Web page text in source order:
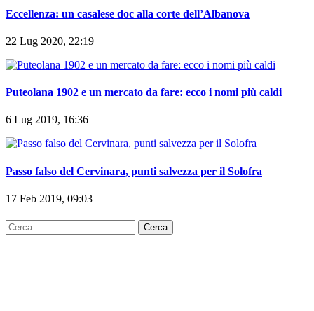
Eccellenza: un casalese doc alla corte dell’Albanova
22 Lug 2020, 22:19
Puteolana 1902 e un mercato da fare: ecco i nomi più caldi
6 Lug 2019, 16:36
Passo falso del Cervinara, punti salvezza per il Solofra
17 Feb 2019, 09:03
Ricerca
per: